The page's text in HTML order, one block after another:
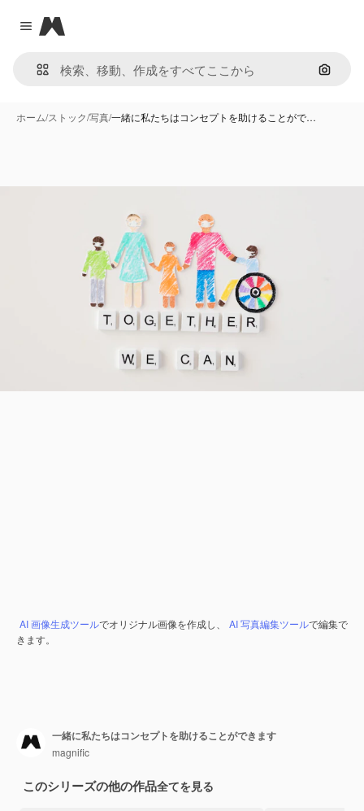
Close menu
Magnific
画像で
ホーム/ストック/写真/一緒に私たちはコンセプトを助けることがで…
AI 画像生成ツールでオリジナル画像を作成し、 AI 写真編集ツールで編集で
きます。
一緒に私たちはコンセプトを助けることができます
magnific
このシリーズの他の作品全てを見る